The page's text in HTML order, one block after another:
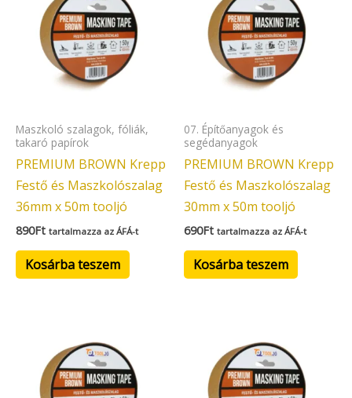
Maszkoló szalagok, fóliák,
takaró papírok
PREMIUM BROWN Krepp
Festő és Maszkolószalag
36mm x 50m tooljó
890Ft tartalmazza az ÁFÁ-t
Kosárba teszem
07. Építőanyagok és
segédanyagok
PREMIUM BROWN Krepp
Festő és Maszkolószalag
30mm x 50m tooljó
690Ft tartalmazza az ÁFÁ-t
Kosárba teszem